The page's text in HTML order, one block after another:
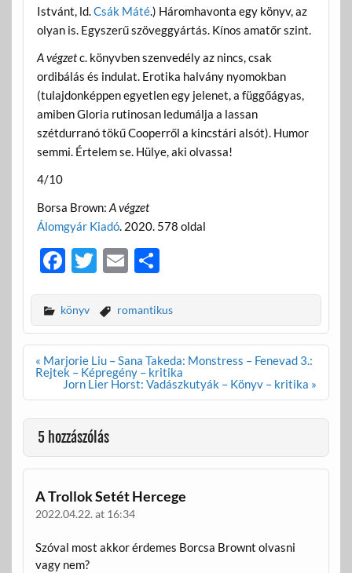
Istvánt, ld. Csák Máté.) Háromhavonta egy könyv, az
olyan is. Egyszerű szöveggyártás. Kínos amatőr szint.
A végzetc. könyvben szenvedély az nincs, csak
ordibálás és indulat. Erotika halvány nyomokban
(tulajdonképpen egyetlen egy jelenet, a függőágyas,
amiben Gloria rutinosan ledumálja a lassan
szétdurranó tökű Cooperről a kincstári alsót). Humor
semmi. Értelem se. Hülye, aki olvassa!
4/10
Borsa Brown: A végzet
Álomgyár Kiadó. 2020. 578 oldal
F
e
b
o
o
k
T
itt
er
E
ail
O
za
m
e
g
könyv romantikus
Bejegyzés
navigáció
« Marjorie Liu – Sana Takeda: Monstress – Fenevad 3.:
Rejtek – Képregény – kritika
Jorn Lier Horst: Vadászkutyák – Könyv – kritika »
5 hozzászólás
A Trollok Setét Hercege
2022.04.22. at 16:34
Szóval most akkor érdemes Borcsa Brownt olvasni
vagy nem?